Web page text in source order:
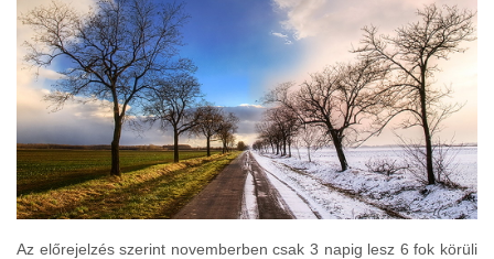
Az előrejelzés szerint novemberben csak 3 napig lesz 6 fok körüli